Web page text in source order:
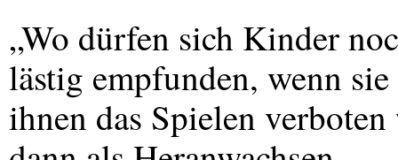
„Wo dürfen sich Kinder
lästig empfunden, wenn
ihnen das Spielen